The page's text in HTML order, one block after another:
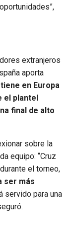
extranjeros
aporta
en Europa
el plantel
final de alto
sobre la
equipo: “Cruz
el torneo,
ser más
servido para una